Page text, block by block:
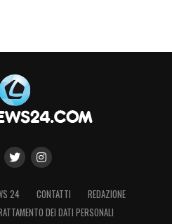
24 CONTATTI
REDAZIONE
DEI DATI PERSONALI